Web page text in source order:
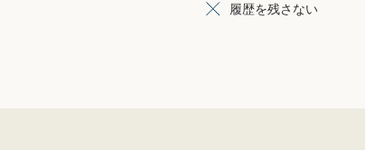
履歴を残さない